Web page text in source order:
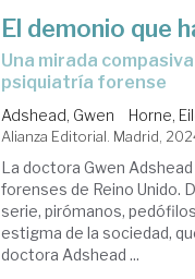
El demonio que
una mirada compasiva a la crueldad humana desde la
psiquiatría forense
Adshead, Gwen Horne,
Alianza Editorial. Madrid,
La doctora Gwen
forenses de Reino Unido.
serie, pirómanos,
estigma de la sociedad,
doctora Adshead ...